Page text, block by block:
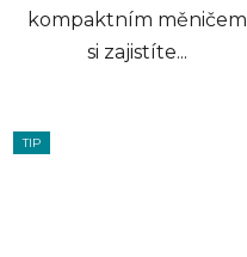
kompaktním měničem
si zajistíte...
TIP